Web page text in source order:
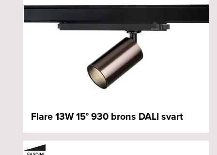
Flare 13W 15° 930 brons DALI svart